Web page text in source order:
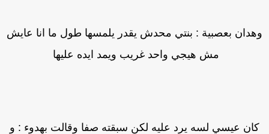
بعصبية : بنتي محدش يقدر يلمسها طول ما انا عايش
مش هيجي واحد غريب ويمد ايده عليها
عيسي لسه يرد عليه لكن سبقته صفا وقالت بهدوء : و